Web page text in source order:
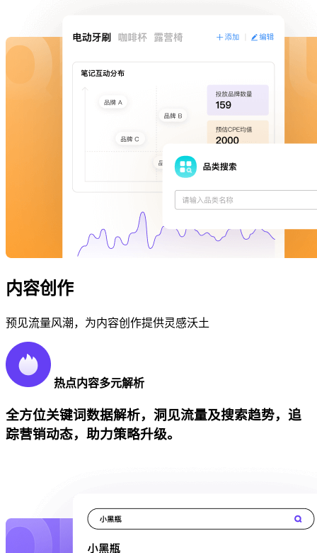
内容创作
预见流量风潮，为内容创作提供灵感沃土
热点内容多元解析
全方位关键词数据解析，洞见流量及搜索趋势，追
踪营销动态，助力策略升级。